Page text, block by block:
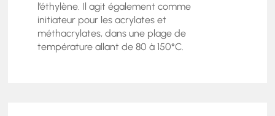
l’éthylène. Il agit également comme
initiateur pour les acrylates et
méthacrylates, dans une plage de
température allant de 80 à 150°C.